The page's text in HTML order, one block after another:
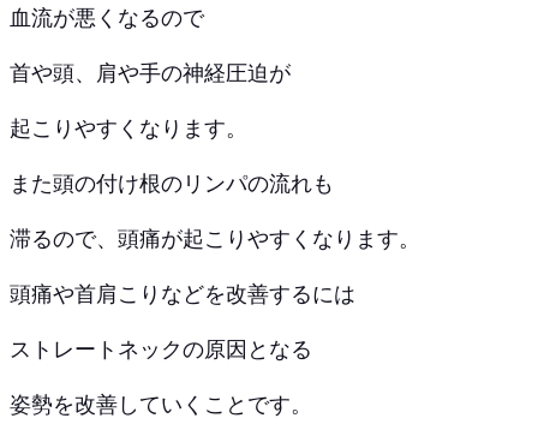
血流が悪くなるので
首や頭、肩や手の神経圧迫が
起こりやすくなります。
また頭の付け根のリンパの流れも
滞るので、頭痛が起こりやすくなります。
頭痛や首肩こりなどを改善するには
ストレートネックの原因となる
姿勢を改善していくことです。